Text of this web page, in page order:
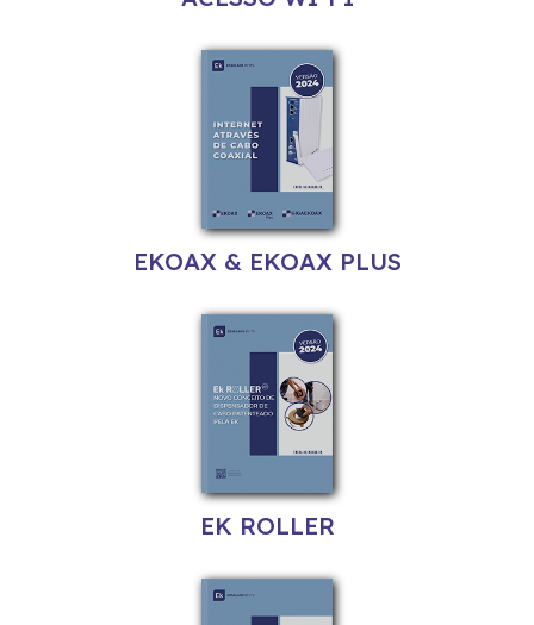
EKOAX & EKOAX PLUS
EK ROLLER